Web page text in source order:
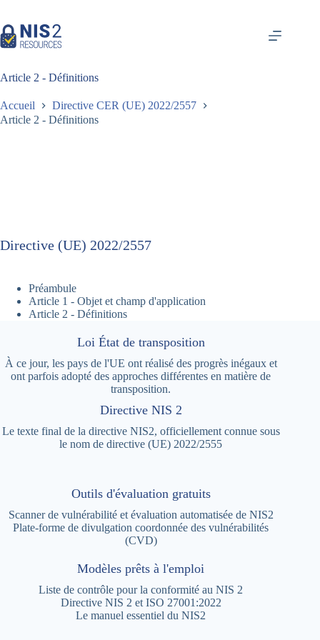
content
Article 2 - Définitions
Accueil
Directive CER (UE) 2022/2557
Article 2 - Définitions
Directive (UE) 2022/2557
Préambule
Article 1 - Objet et champ d'application
Article 2 - Définitions
Loi État de transposition
À ce jour, les pays de l'UE ont réalisé des progrès inégaux et
ont parfois adopté des approches différentes en matière de
transposition.
Directive NIS 2
Le texte final de la directive NIS2, officiellement connue sous
le nom de directive (UE) 2022/2555
Outils d'évaluation gratuits
Scanner de vulnérabilité et évaluation automatisée de NIS2
Plate-forme de divulgation coordonnée des vulnérabilités
(CVD)
Modèles prêts à l'emploi
Liste de contrôle pour la conformité au NIS 2
Directive NIS 2 et ISO 27001:2022
Le manuel essentiel du NIS2